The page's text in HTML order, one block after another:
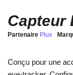
Capteur
Partenaire Plux
Conçu pour une